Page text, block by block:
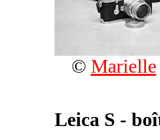
© Marielle
Leica S -